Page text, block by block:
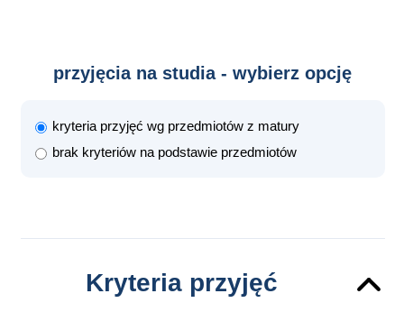
przyjęcia na studia - wybierz opcję
kryteria przyjęć wg przedmiotów z matury
brak kryteriów na podstawie przedmiotów
Kryteria przyjęć